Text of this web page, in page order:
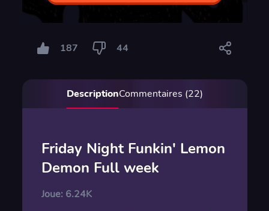
187 44
DescriptionCommentaires (22)
Friday Night Funkin' Lemon
Demon Full week
Joue: 6.24K